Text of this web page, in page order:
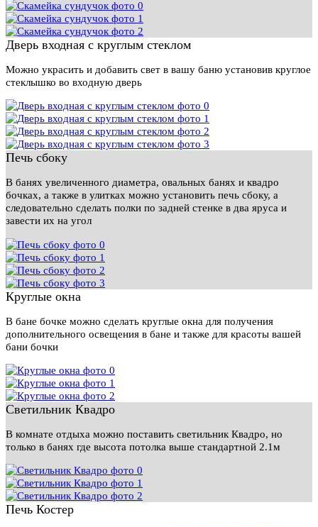
Дверь входная с круглым стеклом
Можно украсить и добавить свет в вашу баню установив круглое
стеклышко во входную дверь
Печь сбоку
В банях увеличенного диаметра, овальных банях и квадро
бочках, а также в улитках можно установить печь сбоку, а
следовательно сделать полки по задней стенке в два яруса и
завести их на угол
Круглые окна
В бане бочке можно сделать круглые окна для получения
дополнительного освещения в бане и также для красоты вашей
бани бочки
Светильник Квадро
В комнате отдыха можно поставить светильник Квадро, но
только в банях где высота потолка выше стандартной 2.1м
Печь Костер